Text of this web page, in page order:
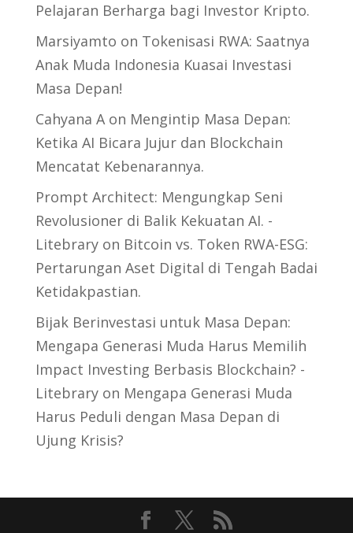
Pelajaran Berharga bagi Investor Kripto.
Marsiyamto on Tokenisasi RWA: Saatnya
Anak Muda Indonesia Kuasai Investasi
Masa Depan!
Cahyana Aon Mengintip Masa Depan:
Ketika AI Bicara Jujur dan Blockchain
Mencatat Kebenarannya.
Prompt Architect: Mengungkap Seni
Revolusioner di Balik Kekuatan AI. -
Litebraryon Bitcoin vs. Token RWA-ESG:
Pertarungan Aset Digital di Tengah Badai
Ketidakpastian.
Bijak Berinvestasi untuk Masa Depan:
Mengapa Generasi Muda Harus Memilih
Impact Investing Berbasis Blockchain? -
Litebraryon Mengapa Generasi Muda
Harus Peduli dengan Masa Depan di
Ujung Krisis?